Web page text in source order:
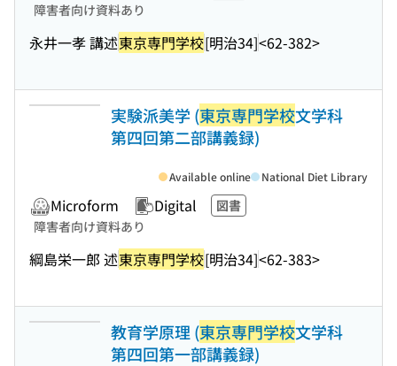
障害者向け資料あり
永井一孝 講述東京専門学校[明治34]<62-382>
実験派美学 (東京専門学校文学科
第四回第二部講義録)
Microform Digital
図書
障害者向け資料あり
綱島栄一郎 述東京専門学校[明治34]<62-383>
Available online National Diet Library
教育学原理 (東京専門学校文学科
第四回第一部講義録)